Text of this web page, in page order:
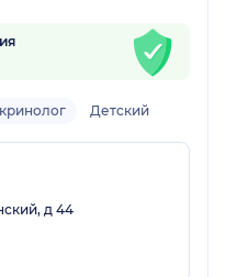
Детский
д 44